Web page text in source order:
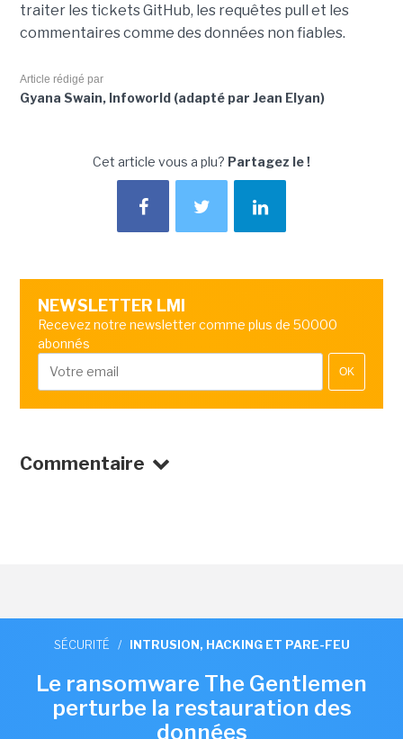
traiter les tickets GitHub, les requêtes pull et les
commentaires comme des données non fiables.
Article rédigé par
Gyana Swain, Infoworld (adapté par Jean Elyan)
Cet article vous a plu? Partagez le !
NEWSLETTER LMI
Recevez notre newsletter comme plus de 50000
abonnés
OK
Commentaire
SÉCURITÉ / INTRUSION, HACKING ET PARE-FEU
Le ransomware The Gentlemen
perturbe la restauration des
données